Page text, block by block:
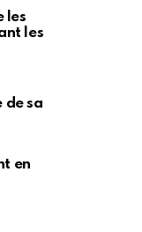
les
les
de sa
en